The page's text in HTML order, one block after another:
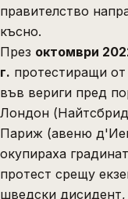
правителство
късно.
През октомври
г. протестиращи
във вериги пред
Лондон
Париж (авеню
окупираха
протест срещу
шведски дисидент,